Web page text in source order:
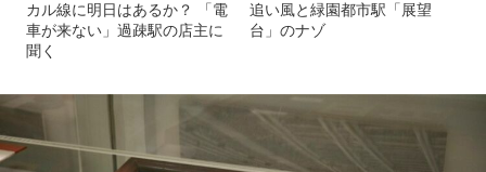
カル線に明日はあるか？ 「電
車が来ない」過疎駅の店主に
聞く
追い風と緑園都市駅「展望
台」のナゾ